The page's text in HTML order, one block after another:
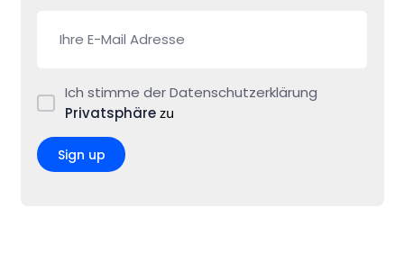
Ich stimme der Datenschutzerklärung
Privatsphäre zu
Sign up